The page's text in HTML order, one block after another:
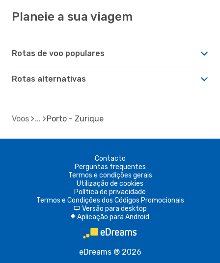
Planeie a sua viagem
Rotas de voo populares
Rotas alternativas
Voos Porto - Zurique
Contacto
Perguntas frequentes
Termos e condições gerais
Utilização de cookies
Política de privacidade
Termos e Condições dos Códigos Promocionais
d Versão para desktop
A Aplicação para Android
eDreams ® 2026